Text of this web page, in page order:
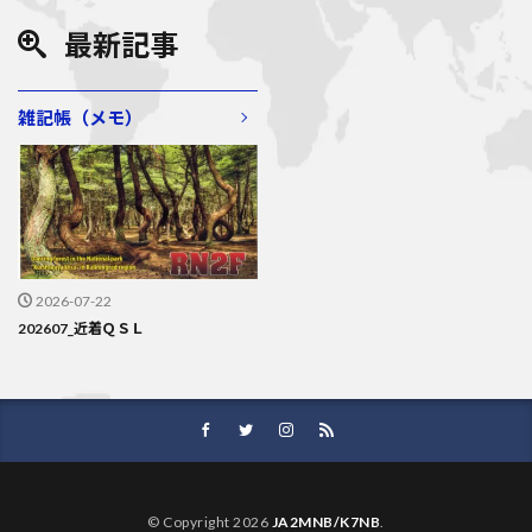
k
最新記事
雑記帳（メモ）
2026-07-22
202607_近着ＱＳＬ
© Copyright 2026 JA2MNB/K7NB